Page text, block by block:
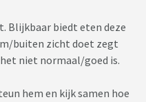
Blijkbaar biedt eten deze
buiten zicht doet zegt
niet normaal/goed is.
hem en kijk samen hoe